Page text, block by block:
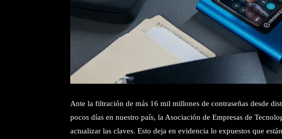
Ante la filtración de más 16 mil millones de contraseñas desde
pocos días en nuestro país, la Asociación de Empresas de
actualizar las claves. Esto deja en evidencia lo expuestos que